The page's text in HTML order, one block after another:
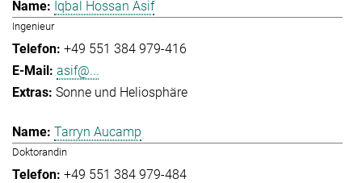
Iqbal Hossan Asif
Ingenieur
+49 551 384 979-416
asif@...
Sonne und Heliosphäre
Tarryn Aucamp
Doktorandin
+49 551 384 979-484